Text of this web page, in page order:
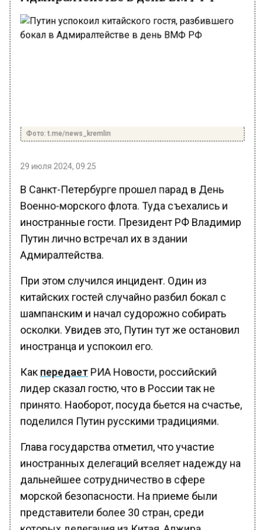
Фото: t.me/news_kremlin
29 июля 2024, 09:25
В Санкт-Петербурге прошел парад в День
Военно-морского флота. Туда съехались и
иностранные гости. Президент РФ Владимир
Путин лично встречал их в здании
Адмиралтейства.
При этом случился инцидент. Один из
китайских гостей случайно разбил бокал с
шампанским и начал судорожно собирать
осколки. Увидев это, Путин тут же остановил
иностранца и успокоил его.
КакпередаетРИА Новости, российский
лидер сказал гостю, что в России так не
принято. Наоборот, посуда бьется на счастье,
поделился Путин русскими традициями.
Глава государства отметил, что участие
иностранных делегаций вселяет надежду на
дальнейшее сотрудничество в сфере
морской безопасности. На приеме были
представители более 30 стран, среди